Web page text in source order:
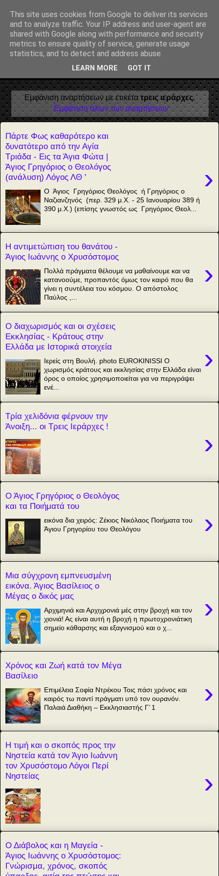
Αέναη επΑνάσταση
• Επιστήμη • Ψυχολογία • Λογοτεχνία • Τέχνες • Θεολογία •
Φιλοσοφία • Στοχασμοί... για τη μνήμη, τον άνθρωπο και το
Φως
Εμφάνιση αναρτήσεων με ετικέτα τρεις ιεράρχες.
Εμφάνιση όλων των αναρτήσεων
Πάρτε Φως καθαρότερο και
δυνατότερο από την Αγία
Τριάδα - Εις τα Άγια Φώτα |
Άγιος Γρηγόριος ο Θεολόγος
(ανάλυση) Λόγος ΛΘ '
›
Ο Άγιος Γρηγόριος Θεολόγος ή Γρηγόριος ο
Ναζιανζηνός (περ. 329 μ.Χ. - 25 Ιανουαρίου 389 ή
390 μ.Χ.) (επίσης γνωστός ως Γρηγόριος Θεολ...
Η αντιμετώπιση του θανάτου -
Άγιος Ιωάννης ο Χρυσόστομος
›
Πολλά πράγματα θέλουμε να μαθαίνουμε και να
κατανοούμε, προπαντός όμως τον καιρό που θα
γίνει η συντέλεια του κόσμου. Ο απόστολος
Παύλος ,...
Ο διαχωρισμός και οι σχέσεις
Εκκλησίας - Κράτους στην
Ελλάδα με Ιστορικά στοιχεία
›
Ιερείς στη Βουλή. photo EUROKINISSI Ο
χωρισμός κράτους και εκκλησίας στην Ελλάδα είναι
όρος ο οποίος χρησιμοποιείται για να περιγράψει
ενέ...
Τρία χελιδόνια φέρνουν την
Άνοιξη... οι Τρεις Ιεράρχες !
›
Ο Άγιος Γρηγόριος ο Θεολόγος
και τα Ποιήματά του
›
εικόνα δια χειρός: Ζέκιος Νικόλαος Ποιήματα του
Άγιου Γρηγορίου του Θεολόγου
Μια σύγχρονη εμπνευσμένη
εικόνα. Άγιος Βασίλειος ο
Μέγας ο δικός μας
›
Αρχιμηνιά και Αρχιχρονιά μές στην βροχή και τον
χιονιά! Ας είναι αυτή η βροχή η πρωτοχρονιάτικη
σημείο κάθαρσης και εξαγνισμού και ο χ...
Χρόνος και Ζωή κατά τον Μέγα
Βασίλειο
›
Επιμέλεια Σοφία Ντρέκου Τοις πάσι χρόνος και
καιρός τω παντί πράγματι υπό τον ουρανόν.
Παλαιά Διαθήκη – Εκκλησιαστής Γ’ 1
Η τιμή και ο σκοπός προς την
Νηστεία κατά τον Άγιο Ιωάννη
τον Χρυσόστομο Λόγοι Περί
Νηστείας
›
Ο Διάβολος και η Μαγεία -
Άγιος Ιωάννης ο Χρυσόστομος:
Γνώρισμα, χρόνος, σκοπός
This site uses cookies from Google to deliver its services
and to analyze traffic. Your IP address and user-agent are
shared with Google along with performance and security
metrics to ensure quality of service, generate usage
statistics, and to detect and address abuse.
LEARN MORE GOT IT